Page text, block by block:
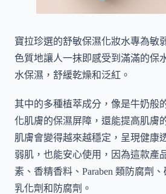
寶拉珍選的舒敏保濕化妝水專為敏
色質地讓人一抹即感受到滿滿的保
水保濕，舒緩乾燥和泛紅。
其中的多種植萃成分，像是牛奶般
化肌膚的保濕屏障，還能提高肌膚
肌膚會變得越來越穩定，呈現健康
弱肌，也能安心使用，因為這款產
素、香精香料、Paraben 類防腐劑
乳化劑和防腐劑。